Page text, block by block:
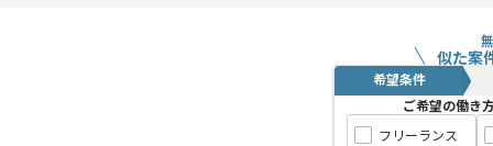
似た案
希望条件
ご希望の働き
フリーランス